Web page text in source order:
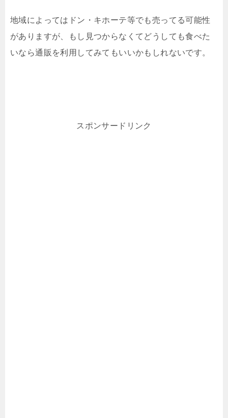
地域によってはドン・キホーテ等でも売ってる可能性
がありますが、もし見つからなくてどうしても食べた
いなら通販を利用してみてもいいかもしれないです。
スポンサードリンク